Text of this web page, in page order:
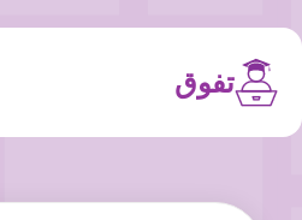
تفوق